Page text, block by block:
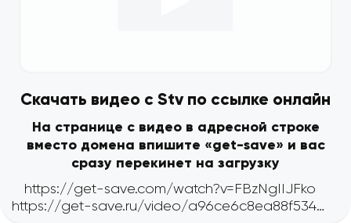
Скачать видео с Stv по ссылке онлайн
На странице с видео в адресной строке
вместо домена впишите «get-save» и вас
сразу перекинет на загрузку